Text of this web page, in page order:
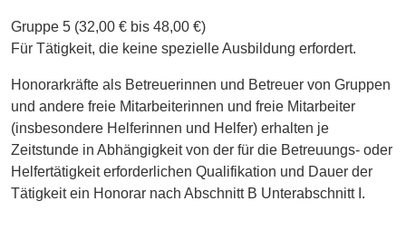
Gruppe 5 (32,00 € bis 48,00 €)
Für Tätigkeit, die keine spezielle Ausbildung erfordert.
Honorarkräfte als Betreuerinnen und Betreuer von Gruppen
und andere freie Mitarbeiterinnen und freie Mitarbeiter
(insbesondere Helferinnen und Helfer) erhalten je
Zeitstunde in Abhängigkeit von der für die Betreuungs- oder
Helfertätigkeit erforderlichen Qualifikation und Dauer der
Tätigkeit ein Honorar nach Abschnitt B Unterabschnitt I.